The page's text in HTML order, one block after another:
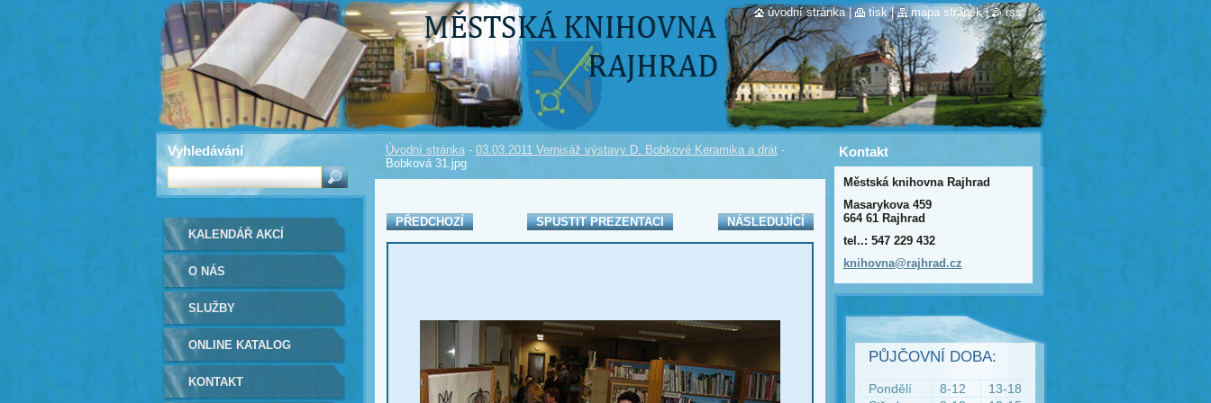
Úvodní stránka - 03.03.2011 Vernisáž výstavy D. Bobkové Keramika a drát -
Bobková 31.jpg
PŘEDCHOZÍ SPUSTIT PREZENTACI
NÁSLEDUJÍCÍ
KALENDÁŘ AKCÍ
O NÁS
SLUŽBY
ONLINE KATALOG
KONTAKT
Kontakt
Městská knihovna Rajhrad
Masarykova 459
664 61 Rajhrad
tel..: 547 229 432
knihovna@rajhrad .cz
PŮJČOVNÍ DOBA:
Pondělí 8-12
13-18
Vyhledávání
úvodní stránka | tisk | mapa stránek | rss